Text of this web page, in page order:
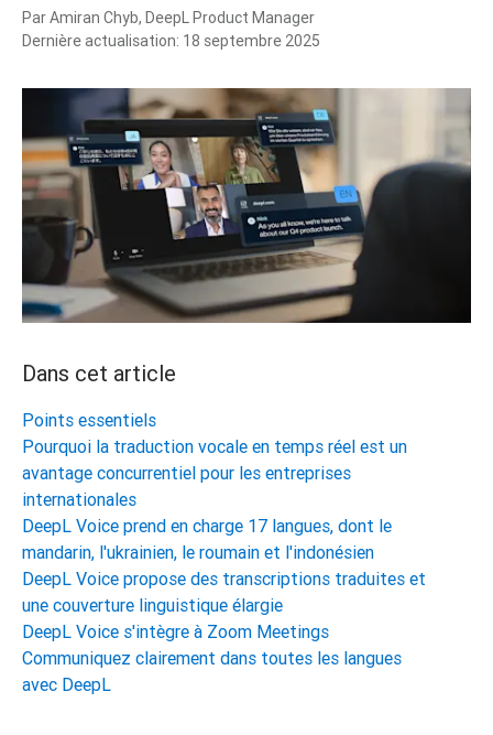
ParAmiran Chyb, DeepL Product Manager
Dernière actualisation: 18 septembre 2025
Dans cet article
Points essentiels
Pourquoi la traduction vocale en temps réel est un
avantage concurrentiel pour les entreprises
internationales
DeepL Voice prend en charge 17 langues, dont le
mandarin, l'ukrainien, le roumain et l'indonésien
DeepL Voice propose des transcriptions traduites et
une couverture linguistique élargie
DeepL Voice s'intègre à Zoom Meetings
Communiquez clairement dans toutes les langues
avec DeepL